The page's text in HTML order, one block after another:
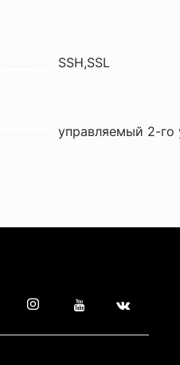
SSH,SSL
управляемый 2-го